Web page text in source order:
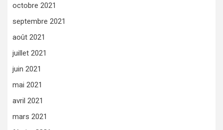
octobre 2021
septembre 2021
août 2021
juillet 2021
juin 2021
mai 2021
avril 2021
mars 2021